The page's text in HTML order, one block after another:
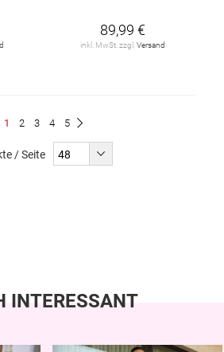
89,99 €
inkl. MwSt. zzgl. Versand
Du
1 Seite
2 Seite
3 Seite
4 Seite
5
/ Seite
INTERESSANT